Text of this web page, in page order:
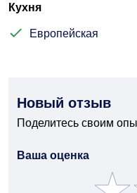
Кухня
Европейская
Новый отзыв
Поделитесь своим
Ваша оценка